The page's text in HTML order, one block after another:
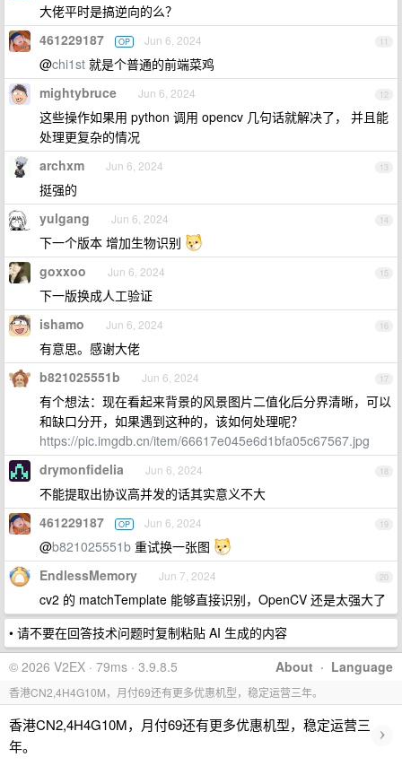
大佬平时是搞逆向的么？
11
461229187 OP Jun 6, 2024
@chi1st 就是个普通的前端菜鸡
12
mightybruce Jun 6, 2024
这些操作如果用 python 调用 opencv 几句话就解决了， 并且能
处理更复杂的情况
13
archxm Jun 6, 2024
挺强的
14
yulgang Jun 6, 2024
下一个版本 增加生物识别
15
goxxoo Jun 6, 2024
下一版换成人工验证
16
ishamo Jun 6, 2024
有意思。感谢大佬
17
b821025551b Jun 6, 2024
有个想法：现在看起来背景的风景图片二值化后分界清晰，可以
和缺口分开，如果遇到这种的，该如何处理呢？
https://pic.imgdb.cn/item/66617e045e6d1bfa05c67567.jpg
18
drymonfidelia Jun 6, 2024
不能提取出协议高并发的话其实意义不大
19
461229187 OP Jun 6, 2024
@b821025551b 重试换一张图
20
EndlessMemory Jun 7, 2024
cv2 的 matchTemplate 能够直接识别，OpenCV 还是太强大了
• 请不要在回答技术问题时复制粘贴 AI 生成的内容
About · Language
© 2026 V2EX · 79ms · 3.9.8.5
香港CN2,4H4G10M，月付69还有更多优惠机型，稳定运营三年。
香港CN2,4H4G10M，月付69还有更多优惠机型，稳定运营三
年。
›